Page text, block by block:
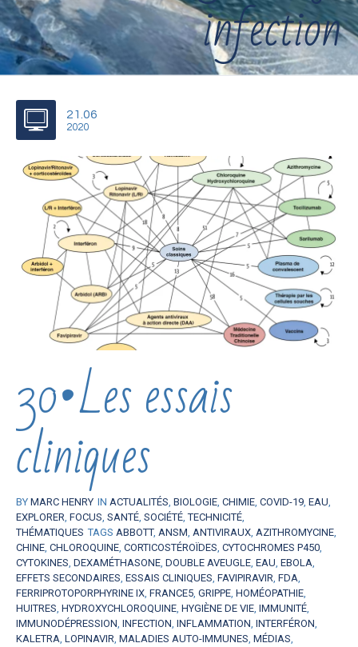
infection
21.06
2020
30•Les essais
cliniques
BY MARC HENRY IN ACTUALITÉS, BIOLOGIE, CHIMIE, COVID-19, EAU,
EXPLORER, FOCUS, SANTÉ, SOCIÉTÉ,TECHNICITÉ,
THÉMATIQUES TAGS ABBOTT, ANSM, ANTIVIRAUX, AZITHROMYCINE,
CHINE, CHLOROQUINE, CORTICOSTÉROÏDES, CYTOCHROMES P450,
CYTOKINES, DEXAMÉTHASONE, DOUBLE AVEUGLE, EAU, EBOLA,
EFFETS SECONDAIRES, ESSAIS CLINIQUES, FAVIPIRAVIR, FDA,
FERRIPROTOPORPHYRINE IX, FRANCE5, GRIPPE, HOMÉOPATHIE,
HUITRES, HYDROXYCHLOROQUINE, HYGIÈNE DE VIE, IMMUNITÉ,
IMMUNODÉPRESSION, INFECTION, INFLAMMATION, INTERFÉRON,
KALETRA, LOPINAVIR, MALADIES AUTO-IMMUNES, MÉDIAS,